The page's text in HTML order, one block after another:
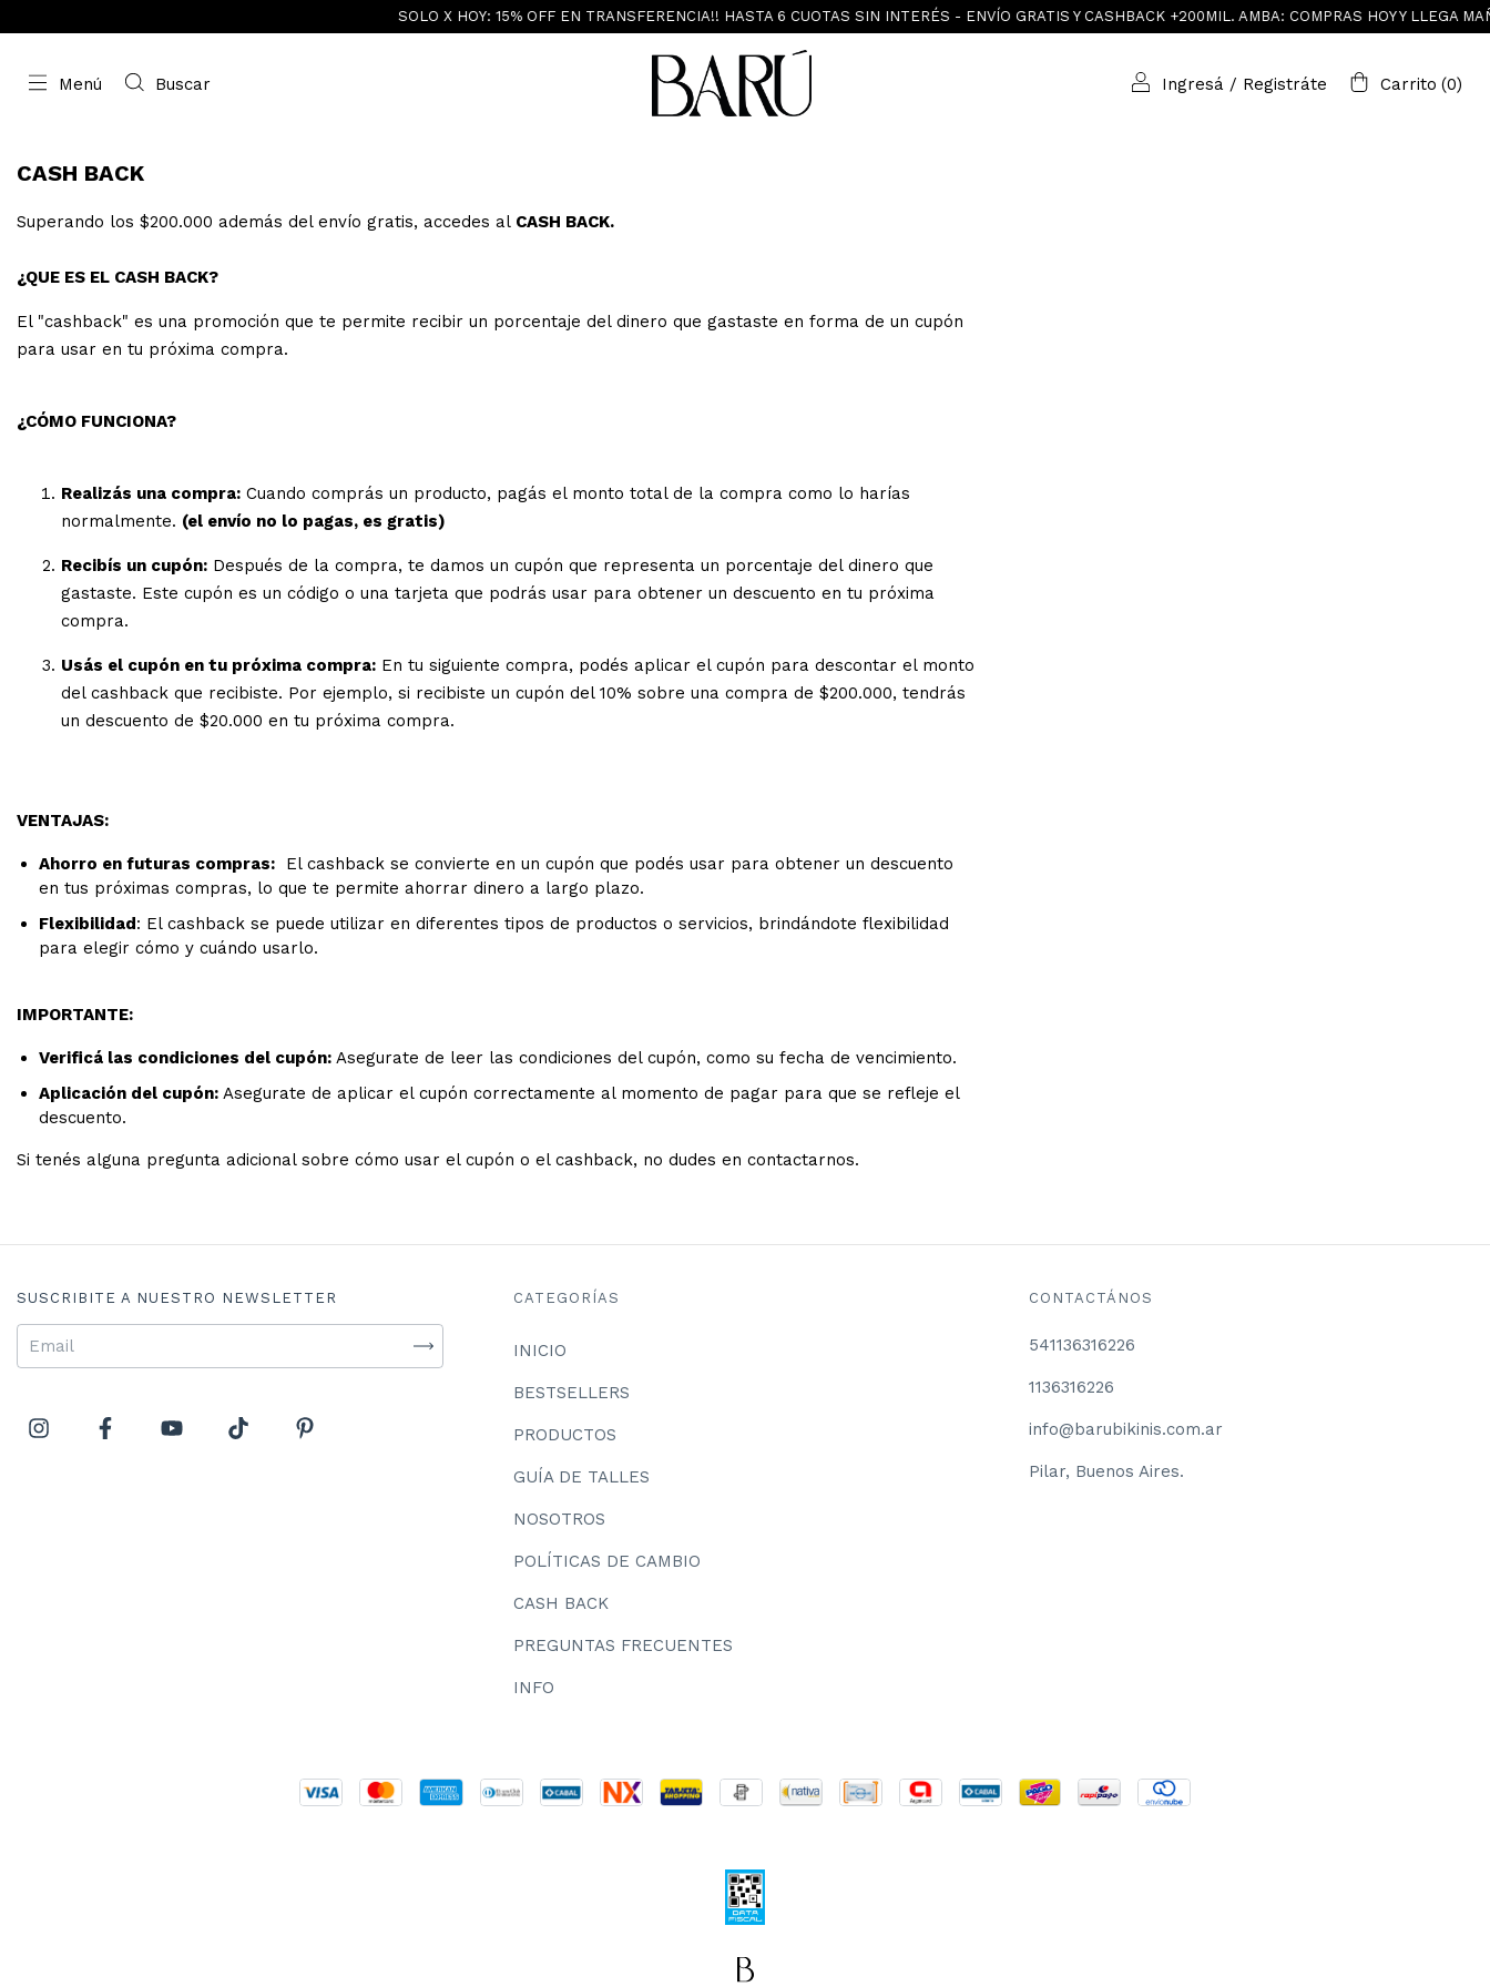
SOLO X HOY: 15% OFF EN TRANSFERENCIA!! HASTA 6 CUOTAS SIN INTERÉS - ENVÍO GRATIS Y CASHBACK +200MIL. AMBA: COMPRAS HOY Y LLEGA MAÑANA
Menú Buscar Ingresá / Registráte Carrito (0)
CASH BACK
Superando los $200.000 además del envío gratis, accedes al CASH BACK.
¿QUE ES EL CASH BACK?
El "cashback" es una promoción que te permite recibir un porcentaje del dinero que gastaste en forma de un cupón
para usar en tu próxima compra.
¿CÓMO FUNCIONA?
Realizás una compra: Cuando comprás un producto, pagás el monto total de la compra como lo harías
normalmente. (el envío no lo pagas, es gratis)
Recibís un cupón: Después de la compra, te damos un cupón que representa un porcentaje del dinero que
gastaste. Este cupón es un código o una tarjeta que podrás usar para obtener un descuento en tu próxima
compra.
Usás el cupón en tu próxima compra: En tu siguiente compra, podés aplicar el cupón para descontar el monto
del cashback que recibiste. Por ejemplo, si recibiste un cupón del 10% sobre una compra de $200.000, tendrás
un descuento de $20.000 en tu próxima compra.
VENTAJAS:
Ahorro en futuras compras: El cashback se convierte en un cupón que podés usar para obtener un descuento
en tus próximas compras, lo que te permite ahorrar dinero a largo plazo.
Flexibilidad: El cashback se puede utilizar en diferentes tipos de productos o servicios, brindándote flexibilidad
para elegir cómo y cuándo usarlo.
IMPORTANTE:
Verificá las condiciones del cupón: Asegurate de leer las condiciones del cupón, como su fecha de vencimiento.
Aplicación del cupón: Asegurate de aplicar el cupón correctamente al momento de pagar para que se refleje el
descuento.
Si tenés alguna pregunta adicional sobre cómo usar el cupón o el cashback, no dudes en contactarnos.
SUSCRIBITE A NUESTRO NEWSLETTER CATEGORÍAS
INICIO
BESTSELLERS
PRODUCTOS
GUÍA DE TALLES
NOSOTROS
POLÍTICAS DE CAMBIO
CASH BACK
PREGUNTAS FRECUENTES
INFO
CONTACTÁNOS
541136316226
1136316226
info@barubikinis.com.ar
Pilar, Buenos Aires.